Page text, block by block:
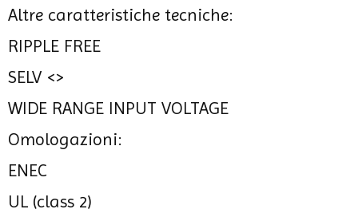
Altre caratteristiche tecniche:
RIPPLE FREE
SELV <>
WIDE RANGE INPUT VOLTAGE
Omologazioni:
ENEC
UL (class 2)